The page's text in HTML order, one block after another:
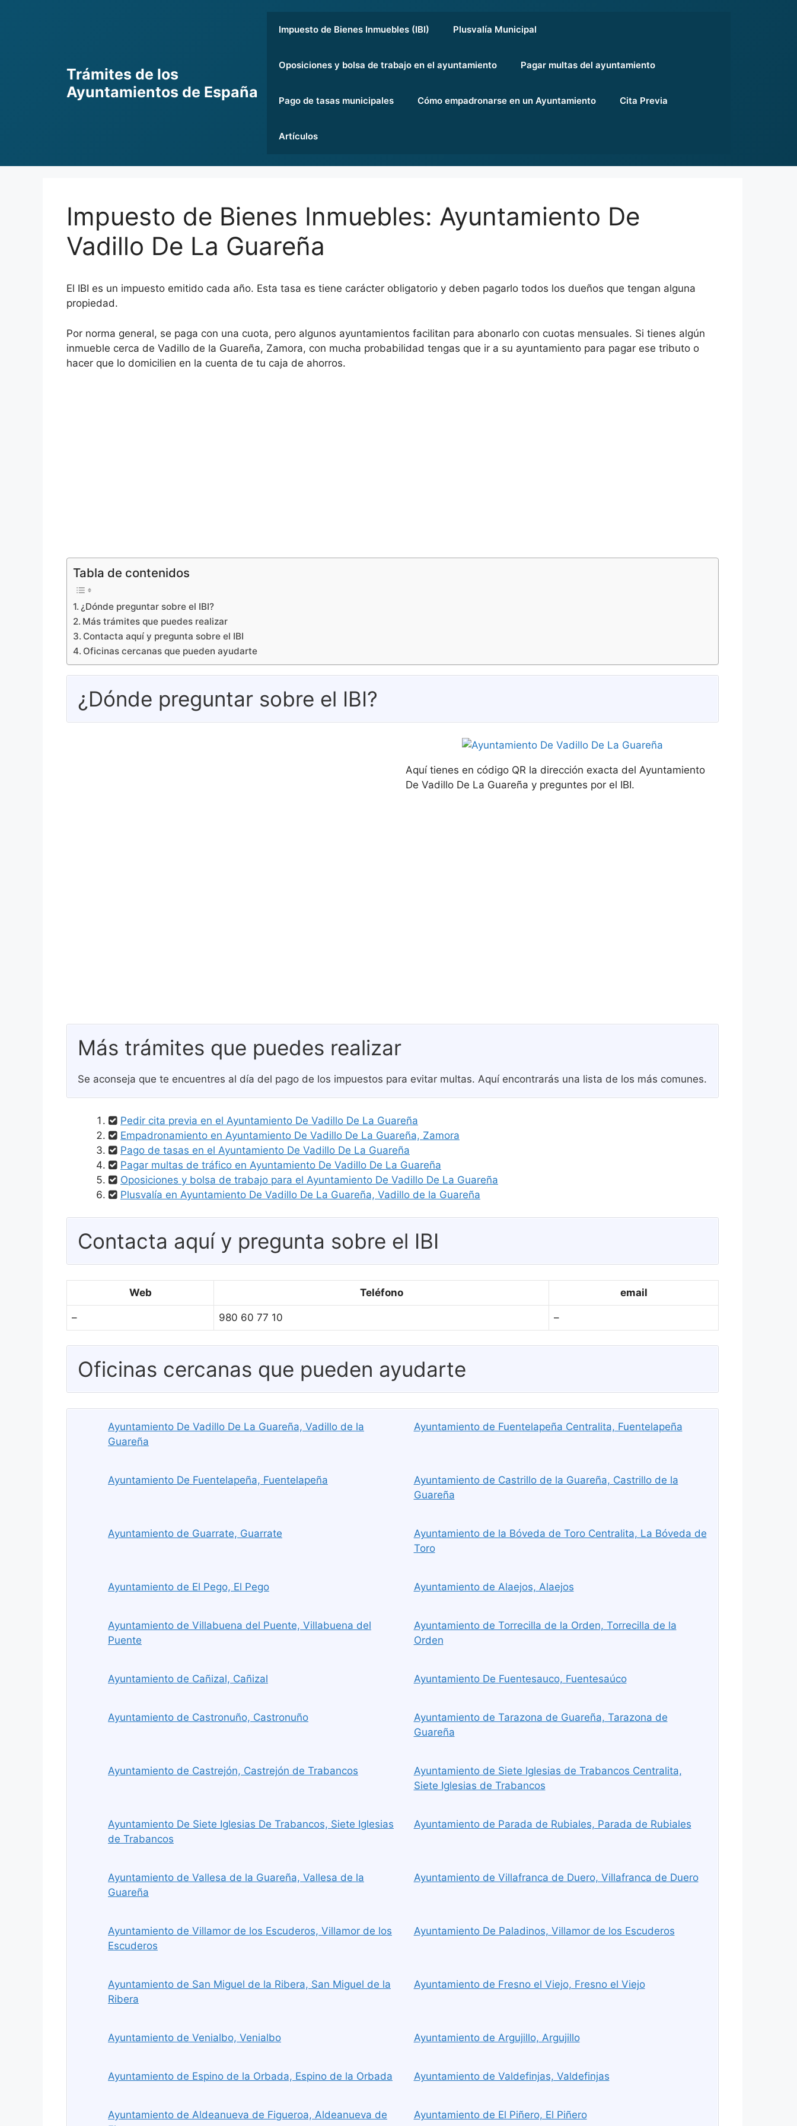
Trámites de los
Ayuntamientos de España
Impuesto de Bienes Inmuebles (IBI) Plusvalía Municipal
Oposiciones y bolsa de trabajo en el ayuntamiento Pagar multas del ayuntamiento
Pago de tasas municipales Cómo empadronarse en un Ayuntamiento Cita Previa
Artículos
Impuesto de Bienes Inmuebles: Ayuntamiento De
Vadillo De La Guareña
El IBI es un impuesto emitido cada año. Esta tasa es tiene carácter obligatorio y deben pagarlo todos los dueños que tengan alguna
propiedad.
Por norma general, se paga con una cuota, pero algunos ayuntamientos facilitan para abonarlo con cuotas mensuales. Si tienes algún
inmueble cerca de Vadillo de la Guareña, Zamora, con mucha probabilidad tengas que ir a su ayuntamiento para pagar ese tributo o
hacer que lo domicilien en la cuenta de tu caja de ahorros.
Tabla de contenidos
¿Dónde preguntar sobre el IBI?
Más trámites que puedes realizar
Contacta aquí y pregunta sobre el IBI
Oficinas cercanas que pueden ayudarte
¿Dónde preguntar sobre el IBI?
Aquí tienes en código QR la dirección exacta del Ayuntamiento
De Vadillo De La Guareña y preguntes por el IBI.
Más trámites que puedes realizar
Se aconseja que te encuentres al día del pago de los impuestos para evitar multas. Aquí encontrarás una lista de los más comunes.
Pedir cita previa en el Ayuntamiento De Vadillo De La Guareña
Empadronamiento en Ayuntamiento De Vadillo De La Guareña, Zamora
Pago de tasas en el Ayuntamiento De Vadillo De La Guareña
Pagar multas de tráfico en Ayuntamiento De Vadillo De La Guareña
Oposiciones y bolsa de trabajo para el Ayuntamiento De Vadillo De La Guareña
Plusvalía en Ayuntamiento De Vadillo De La Guareña, Vadillo de la Guareña
Contacta aquí y pregunta sobre el IBI
Web Teléfono email
– 980 60 77 10 –
Oficinas cercanas que pueden ayudarte
Ayuntamiento De Vadillo De La Guareña, Vadillo de la
Guareña
Ayuntamiento de Fuentelapeña Centralita, Fuentelapeña
Ayuntamiento De Fuentelapeña, Fuentelapeña
Ayuntamiento de Castrillo de la Guareña, Castrillo de la
Guareña
Ayuntamiento de Guarrate, Guarrate
Ayuntamiento de la Bóveda de Toro Centralita, La Bóveda de
Toro
Ayuntamiento de El Pego, El Pego Ayuntamiento de Alaejos, Alaejos
Ayuntamiento de Villabuena del Puente, Villabuena del
Puente
Ayuntamiento de Torrecilla de la Orden, Torrecilla de la
Orden
Ayuntamiento de Cañizal, Cañizal Ayuntamiento De Fuentesauco, Fuentesaúco
Ayuntamiento de Castronuño, Castronuño
Ayuntamiento de Tarazona de Guareña, Tarazona de
Guareña
Ayuntamiento de Castrejón, Castrejón de Trabancos
Ayuntamiento de Siete Iglesias de Trabancos Centralita,
Siete Iglesias de Trabancos
Ayuntamiento De Siete Iglesias De Trabancos, Siete Iglesias
de Trabancos
Ayuntamiento de Parada de Rubiales, Parada de Rubiales
Ayuntamiento de Vallesa de la Guareña, Vallesa de la
Guareña
Ayuntamiento de Villafranca de Duero, Villafranca de Duero
Ayuntamiento de Villamor de los Escuderos, Villamor de los
Escuderos
Ayuntamiento De Paladinos, Villamor de los Escuderos
Ayuntamiento de San Miguel de la Ribera, San Miguel de la
Ribera
Ayuntamiento de Fresno el Viejo, Fresno el Viejo
Ayuntamiento de Venialbo, Venialbo Ayuntamiento de Argujillo, Argujillo
Ayuntamiento de Espino de la Orbada, Espino de la Orbada Ayuntamiento de Valdefinjas, Valdefinjas
Ayuntamiento de Aldeanueva de Figueroa, Aldeanueva de
Ayuntamiento de El Piñero, El Piñero